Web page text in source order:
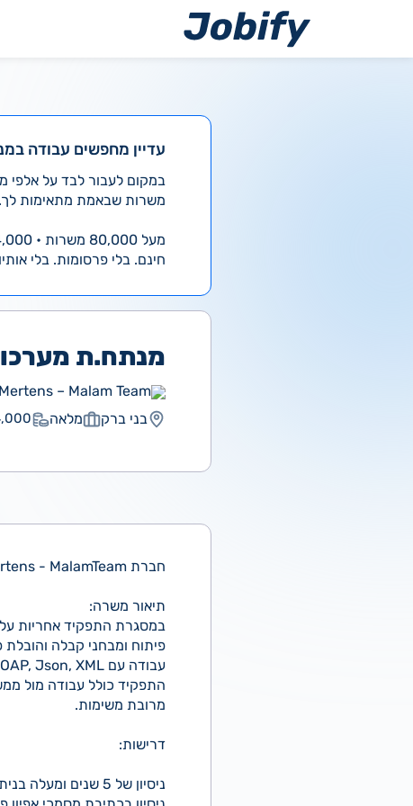
עדיין מחפשים עבודה
משרות שבאמת מתאימות לך.
מעל 80,000 משרות • 4,000 חדשות ביום
חינם. בלי פרסומות. בלי
מנתח.ת
Mertens – Malam Team
בני ברק
מלאה ₪
חברת Mertens - MalamTeam מגייסת מנתח.ת מערכות ומנהל.ת פרויקטים לארגון בריאות מוביל בגוש דן!
תיאור משרה:
במסגרת התפקיד אחריות על
פיתוח ומבחני קבלה והובלת
עבודה עם SQL, REST API, SOAP, Json, XML ומערכות אינטגרציה.
התפקיד כולל עבודה מול
מרובת משימות.
דרישות:
ניסיון של 5 שנים ומעלה בניתוח מערכות וניהול פרויקטים